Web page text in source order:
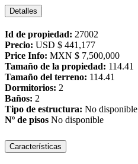
Detalles
Id de propiedad: 27002
Precio: USD $ 441,177
Price Info: MXN $ 7,500,000
Tamaño de la propiedad: 114.41
Tamaño del terreno: 114.41
Dormitorios: 2
Baños: 2
Tipo de estructura: No disponible
Nº de pisos No disponible
Características